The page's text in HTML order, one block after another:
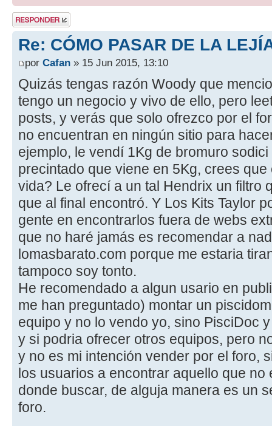
Publicar una
respuesta
Re: CÓMO PASAR DE LA
por Cafan » 15 Jun 2015, 13:10
Quizás tengas razón Woody que
tengo un negocio y vivo de ello, pero
posts, y verás que solo ofrezco por el
no encuentran en ningún sitio para
ejemplo, le vendí 1Kg de bromuro
precintado que viene en 5Kg, crees
vida? Le ofrecí a un tal Hendrix un filtro
que al final encontró. Y Los Kits Taylor
gente en encontrarlos fuera de webs
que no haré jamás es recomendar a
lomasbarato.com porque me estaria
tampoco soy tonto.
He recomendado a algun usario en
me han preguntado) montar un
equipo y no lo vendo yo, sino PisciDoc
y si podria ofrecer otros equipos, pero
y no es mi intención vender por el foro,
los usuarios a encontrar aquello que no
donde buscar, de alguja manera es un
foro.